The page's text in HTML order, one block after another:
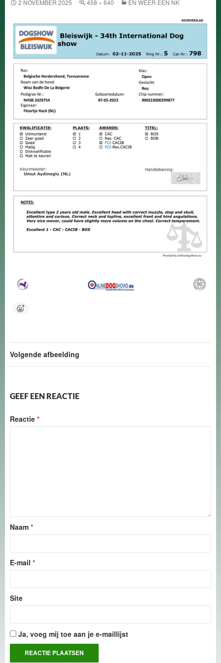
2 NOVEMBER 2025 458 × 640 EN WEER EEN NK
Volgende afbeelding
GEEF EEN REACTIE
Reactie *
Naam *
E-mail *
Site
Ja, voeg mij toe aan je e-maillijst